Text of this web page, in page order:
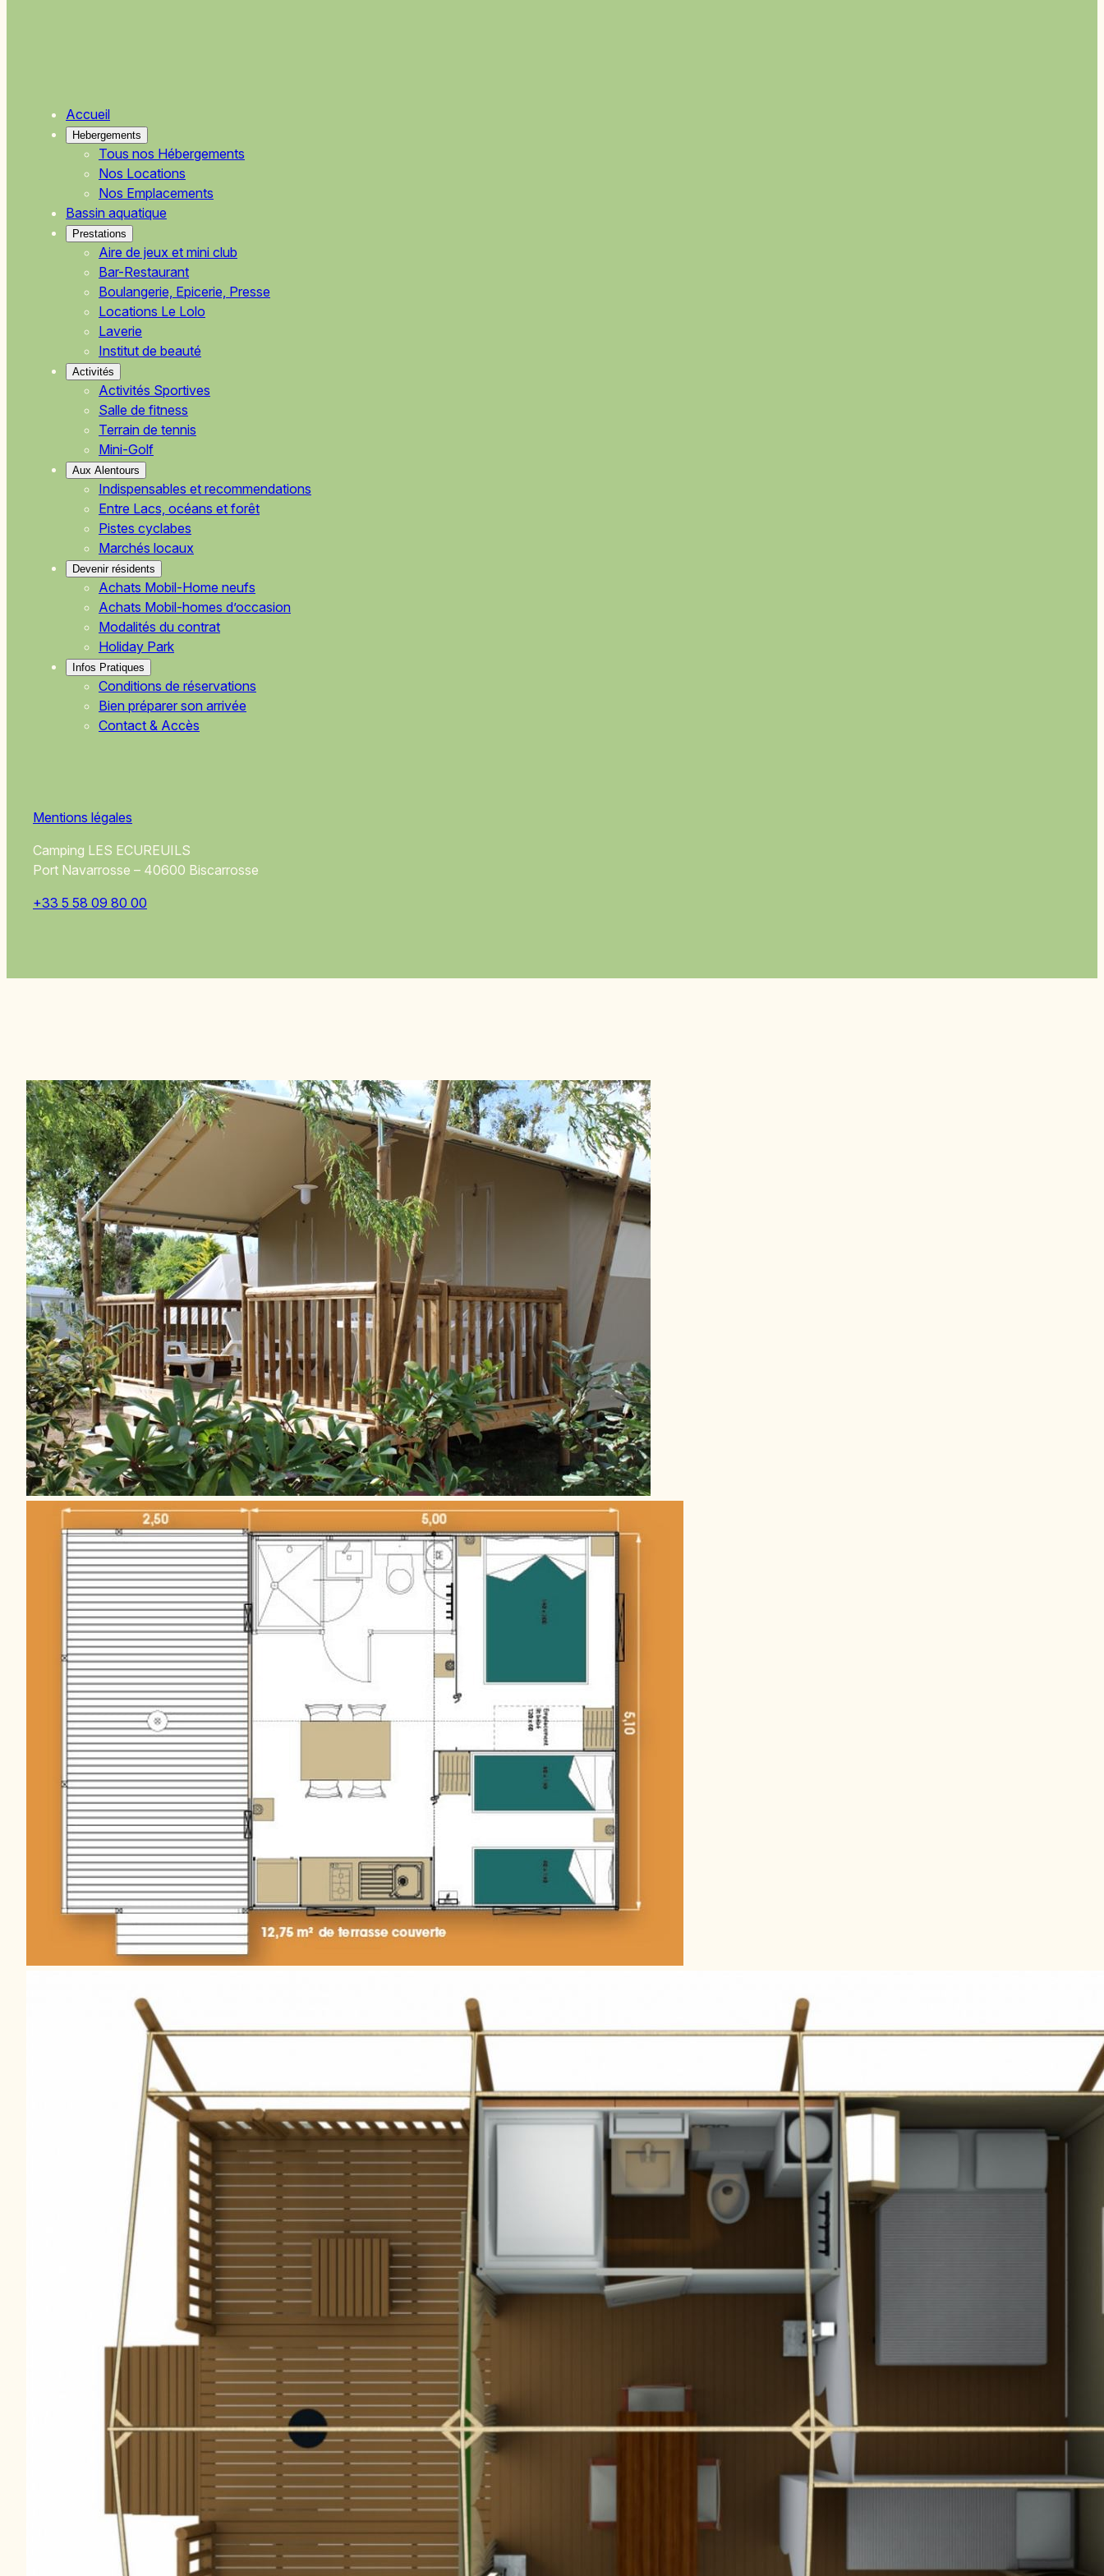
Accueil
Hebergements
Tous nos Hébergements
Nos Locations
Nos Emplacements
Bassin aquatique
Prestations
Aire de jeux et mini club
Bar-Restaurant
Boulangerie, Epicerie, Presse
Locations Le Lolo
Laverie
Institut de beauté
Activités
Activités Sportives
Salle de fitness
Terrain de tennis
Mini-Golf
Aux Alentours
Indispensables et recommendations
Entre Lacs, océans et forêt
Pistes cyclabes
Marchés locaux
Devenir résidents
Achats Mobil-Home neufs
Achats Mobil-homes d’occasion
Modalités du contrat
Holiday Park
Infos Pratiques
Conditions de réservations
Bien préparer son arrivée
Contact & Accès
Mentions légales
Camping LES ECUREUILS
Port Navarrosse – 40600 Biscarrosse
+33 5 58 09 80 00